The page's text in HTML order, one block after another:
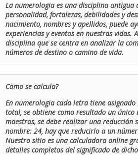
La numerologia es una disciplina
personalidad, fortalezas, debilidades y
nacimiento, nombres y apellidos, puede
experiencias y eventos en nuestras
disciplina que se centra en analizar la
números de destino o camino de vida.
Como se calcula?
En numerologia cada letra tiene
total, se obtiene como resultado un único
maestros, se debe realizar una reducción
nombre: 24, hay que reducirlo a un
Nuestro sitio es una calculadora online
detalles completos del significado de